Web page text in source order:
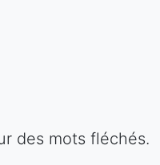
des mots fléchés.